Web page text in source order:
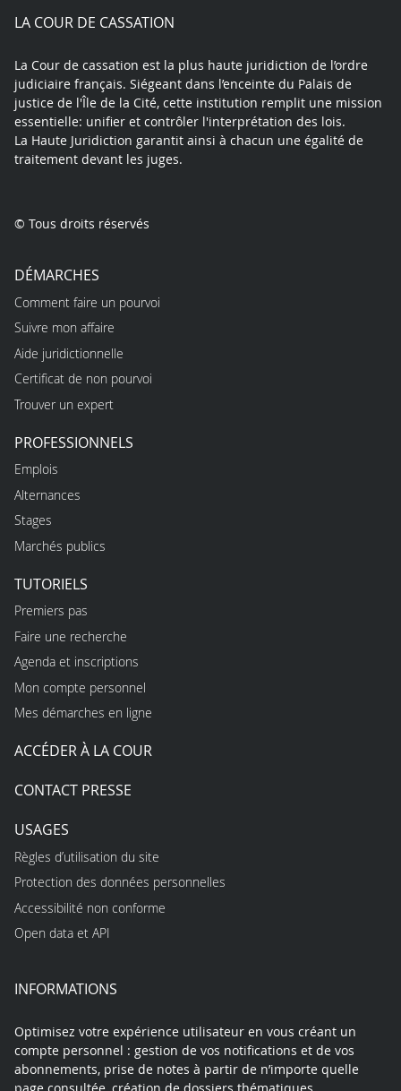
LA COUR DE CASSATION
La Cour de cassation est la plus haute juridiction de l’ordre
judiciaire français. Siégeant dans l’enceinte du Palais de
justice de l'Île de la Cité, cette institution remplit une mission
essentielle: unifier et contrôler l'interprétation des lois.
La Haute Juridiction garantit ainsi à chacun une égalité de
traitement devant les juges.
© Tous droits réservés
DÉMARCHES
Comment faire un pourvoi
Suivre mon affaire
Aide juridictionnelle
Certificat de non pourvoi
Trouver un expert
PROFESSIONNELS
Emplois
Alternances
Stages
Marchés publics
TUTORIELS
Premiers pas
Faire une recherche
Agenda et inscriptions
Mon compte personnel
Mes démarches en ligne
ACCÉDER À LA COUR
CONTACT PRESSE
USAGES
Règles d’utilisation du site
Protection des données personnelles
Accessibilité non conforme
Open data et API
INFORMATIONS
Optimisez votre expérience utilisateur en vous créant un
compte personnel : gestion de vos notifications et de vos
abonnements, prise de notes à partir de n’importe quelle